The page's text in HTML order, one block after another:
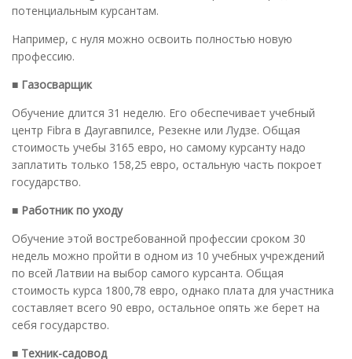
потенциальным курсантам.
Например, с нуля можно освоить полностью новую
профессию.
■ Газосварщик
Обучение длится 31 неделю. Его обеспечивает учебный
центр Fibra в Даугавпилсе, Резекне или Лудзе. Общая
стоимость учебы 3165 евро, но самому курсанту надо
заплатить только 158,25 евро, остальную часть покроет
государство.
■ Работник по уходу
Обучение этой востребованной профессии сроком 30
недель можно пройти в одном из 10 учебных учреждений
по всей Латвии на выбор самого курсанта. Общая
стоимость курса 1800,78 евро, однако плата для участника
составляет всего 90 евро, остальное опять же берет на
себя государство.
■ Техник-садовод